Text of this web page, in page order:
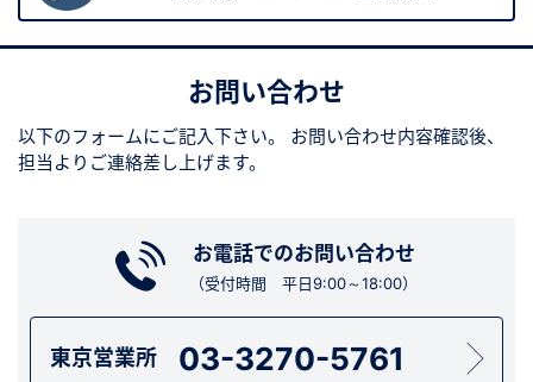
お問い合わせ
以下のフォームにご記入下さい。
お問い合わせ内容確認後、
担当よりご連絡差し上げます。
お電話でのお問い合わせ
（受付時間 平日9:00～18:00）
東京営業所 03-3270-5761